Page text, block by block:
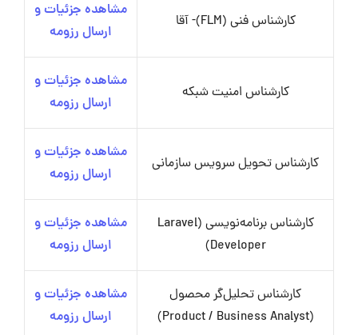
کارشناس فنی (FLM)- آقا
مشاهده جزئیات و
ارسال رزومه
کارشناس امنیت شبکه
مشاهده جزئیات و
ارسال رزومه
کارشناس تحویل سرویس سازمانی
مشاهده جزئیات و
ارسال رزومه
کارشناس برنامه‌نویسی (Laravel
Developer)
مشاهده جزئیات و
ارسال رزومه
کارشناس تحلیل‌گر محصول
(Product / Business Analyst)
مشاهده جزئیات و
ارسال رزومه